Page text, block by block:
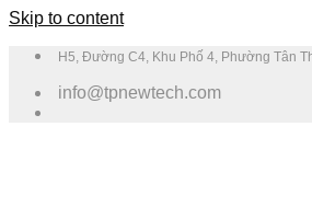
Skip to content
H5, Đường C4, Khu Phố 4, Phường Tân
info@tpnewtech.com